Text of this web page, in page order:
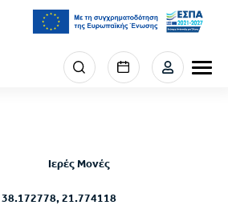
Menu
section
Ιερές Μονές
38.172778, 21.774118